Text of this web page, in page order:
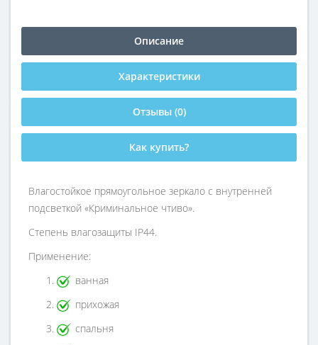
Описание
Характеристики
Отзывы (0)
Как купить?
Влагостойкое прямоугольное зеркало с внутренней
подсветкой «Криминальное чтиво».
Степень влагозащиты IP44.
Применение:
ванная
прихожая
спальня